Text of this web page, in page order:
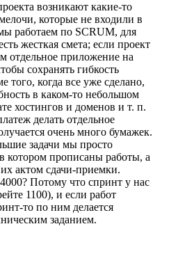
возникают какие-то
которые не входили в
работаем по SCRUM, для
жесткая смета; если проект
отдельное приложение на
сохранять гибкость
того, когда все уже сделано,
в каком-то небольшом
хостингов и доменов и т. п.
делать отдельное
очень много бумажек.
задачи мы просто
котором прописаны работы, а
актом сдачи-приемки.
Потому что спринт у нас
1100), и если работ
то по ним делается
заданием.